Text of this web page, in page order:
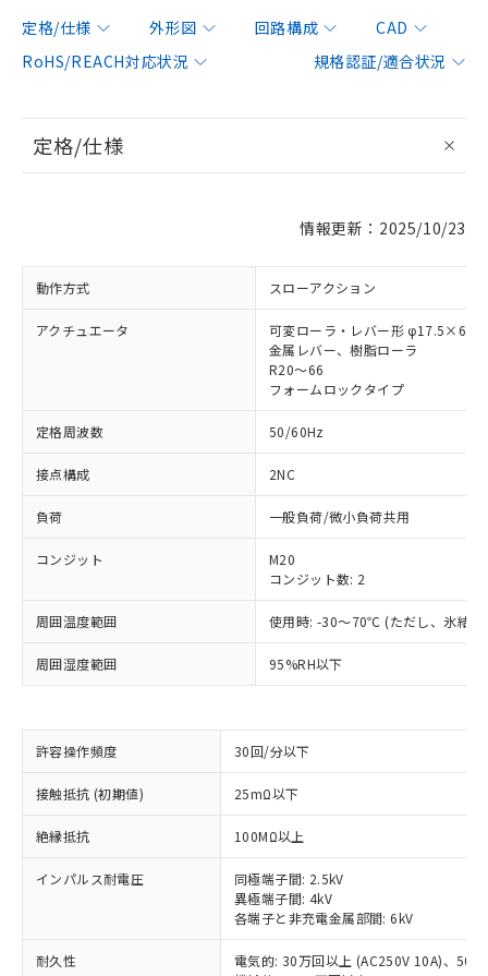
定格/仕様 外形図 回路構成
CAD
RoHS/REACH対応状況
規格認証/適合状況
定格/仕様
情報更新：2025/10/23
動作方式 スローアクション
アクチュエータ
可変ローラ・レバー形 φ17.5×6.8
金属レバー、樹脂ローラ
R20～66
フォームロックタイプ
定格周波数 50/60Hz
接点構成 2NC
負荷 一般負荷/微小負荷共用
コンジット
M20
コンジット数: 2
周囲温度範囲 使用時: -30～70℃ (ただし、氷結し
周囲湿度範囲 95%RH以下
許容操作頻度 30回/分以下
接触抵抗 (初期値) 25mΩ以下
絶縁抵抗 100MΩ以上
インパルス耐電圧
同極端子間: 2.5kV
異極端子間: 4kV
各端子と非充電金属部間: 6kV
耐久性
電気的: 30万回以上 (AC250V 10A)、50
対応済み：EU RoHS指令（10物質）の
非含有に対応した製品が提供可能な商品で
対応予定：EU RoHS指令（10物質）の非含
有に対応した製品に切り替える予定のある
対応予定なし：EU RoHS指令（10物質）の